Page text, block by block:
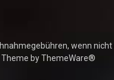
wenn nicht
byThemeWare®